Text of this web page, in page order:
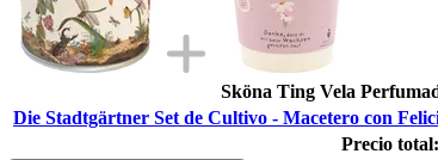
Sköna Ting Vela
Die Stadtgärtner Set de Cultivo - Macetero con
Precio total: